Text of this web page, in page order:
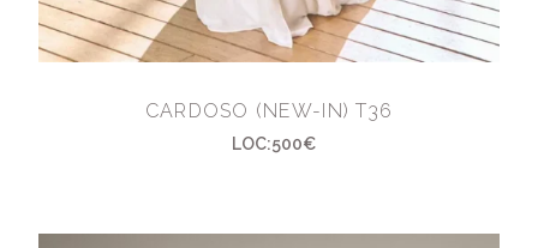
CARDOSO (NEW-IN) T36
LOC:500€